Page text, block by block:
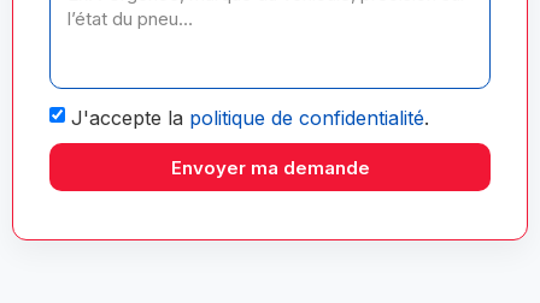
J'accepte la politique de confidentialité.
Envoyer ma demande